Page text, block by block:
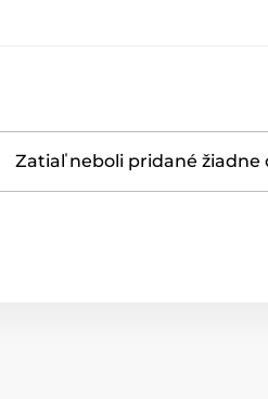
Zatiaľ neboli pridané žiadne